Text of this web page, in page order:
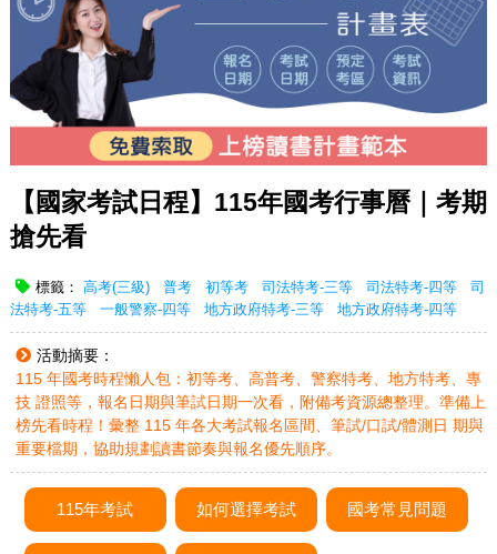
【國家考試日程】115年國考行事曆｜考期
搶先看
標籤： 高考(三級) 普考 初等考 司法特考-三等 司法特考-四等
司
法特考-五等
一般警察-四等 地方政府特考-三等 地方政府特考-四等
活動摘要：
115 年國考時程懶人包：初等考、高普考、警察特考、地方特考、專
技 證照等，報名日期與筆試日期一次看，附備考資源總整理。準備上
榜先看時程！彙整 115 年各大考試報名區間、筆試/口試/體測日 期與
重要檔期，協助規劃讀書節奏與報名優先順序。
115年考試 如何選擇考試 國考常見問題